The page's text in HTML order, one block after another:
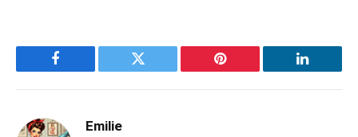
Facebook Twitter Pinterest LinkedIn
Emilie